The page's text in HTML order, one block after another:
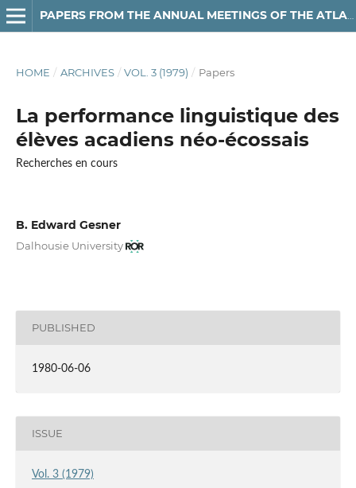
PAPERS FROM THE ANNUAL MEETINGS OF THE ATLANTIC PROVINCES LINGUISTIC ASSOCIATION
HOME / ARCHIVES / VOL. 3 (1979) / Papers
La performance linguistique des
élèves acadiens néo-écossais
Recherches en cours
B. Edward Gesner
Dalhousie University
PUBLISHED
1980-06-06
ISSUE
Vol. 3 (1979)